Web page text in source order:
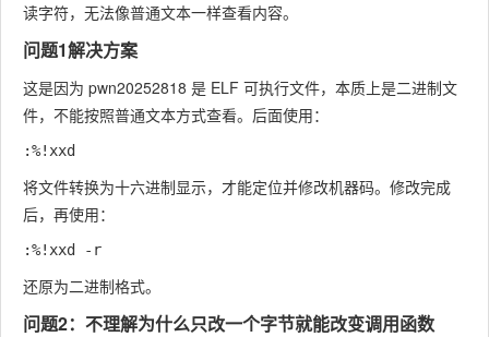
读字符，无法像普通文本一样查看内容。
问题1解决方案
这是因为 pwn20252818 是 ELF 可执行文件，本质上是二进制文
件，不能按照普通文本方式查看。后面使用：
将文件转换为十六进制显示，才能定位并修改机器码。修改完成
后，再使用：
还原为二进制格式。
问题2：不理解为什么只改一个字节就能改变调用函数